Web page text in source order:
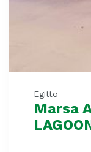
Egitto
Marsa